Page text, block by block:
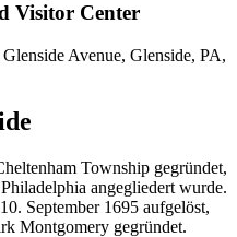
Visitor Center
Avenue, Glenside, PA,
Township gegründet,
angegliedert wurde.
September 1695 aufgelöst,
Montgomery gegründet.